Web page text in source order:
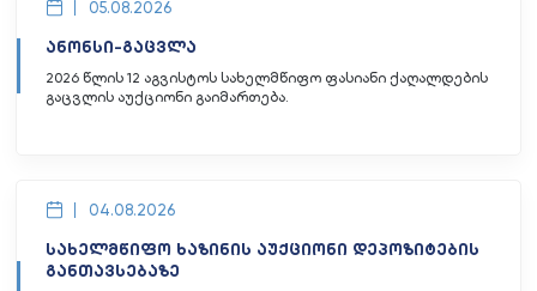
05.08.2026
ანონსი-გაცვლა
2026 წლის 12 აგვისტოს სახელმწიფო ფასიანი ქაღალდების
გაცვლის აუქციონი გაიმართება.
04.08.2026
სახელმწიფო ხაზინის აუქციონი დეპოზიტების
განთავსებაზე